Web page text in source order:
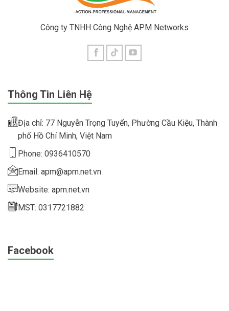
Công ty TNHH Công Nghệ APM Networks
Thông Tin Liên Hệ
Địa chỉ: 77 Nguyễn Trọng Tuyển, Phường Cầu Kiệu, Thành
phố Hồ Chí Minh, Việt Nam
Phone: 0936410570
Email: apm@apm.net.vn
Website: apm.net.vn
MST: 0317721882
Facebook